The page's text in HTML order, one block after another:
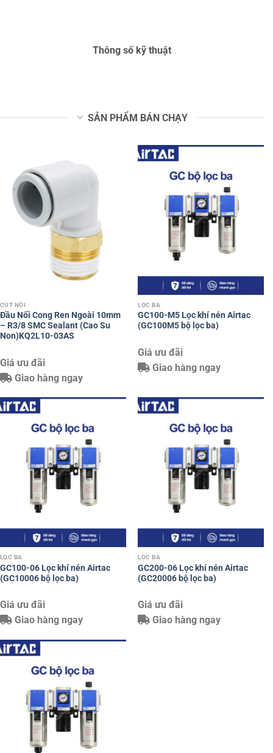
Thông số kỹ thuật
SẢN PHẨM BÁN CHẠY
CÚT NỐI
Đầu Nối Cong Ren Ngoài 10mm
– R3/8 SMC Sealant (Cao Su
Non)KQ2L10-03AS
Giá ưu đãi
Giao hàng ngay
LỌC BA
GC100-M5 Lọc khí nén Airtac
(GC100M5 bộ lọc ba)
Giá ưu đãi
Giao hàng ngay
LỌC BA
GC100-06 Lọc khí nén Airtac
(GC10006 bộ lọc ba)
Giá ưu đãi
Giao hàng ngay
LỌC BA
GC200-06 Lọc khí nén Airtac
(GC20006 bộ lọc ba)
Giá ưu đãi
Giao hàng ngay